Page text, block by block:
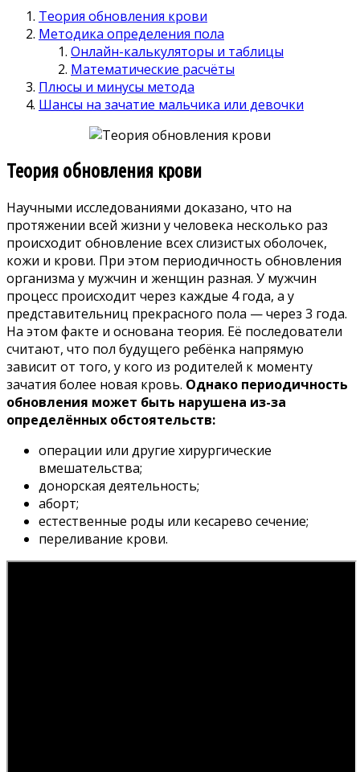
Теория обновления крови
Методика определения пола
Онлайн-калькуляторы и таблицы
Математические расчёты
Плюсы и минусы метода
Шансы на зачатие мальчика или девочки
Теория обновления крови
Научными исследованиями доказано, что на
протяжении всей жизни у человека несколько раз
происходит обновление всех слизистых оболочек,
кожи и крови. При этом периодичность обновления
организма у мужчин и женщин разная. У мужчин
процесс происходит через каждые 4 года, а у
представительниц прекрасного пола — через 3 года.
На этом факте и основана теория. Её последователи
считают, что пол будущего ребёнка напрямую
зависит от того, у кого из родителей к моменту
зачатия более новая кровь. Однако периодичность
обновления может быть нарушена из-за
определённых обстоятельств:
операции или другие хирургические
вмешательства;
донорская деятельность;
аборт;
естественные роды или кесарево сечение;
переливание крови.